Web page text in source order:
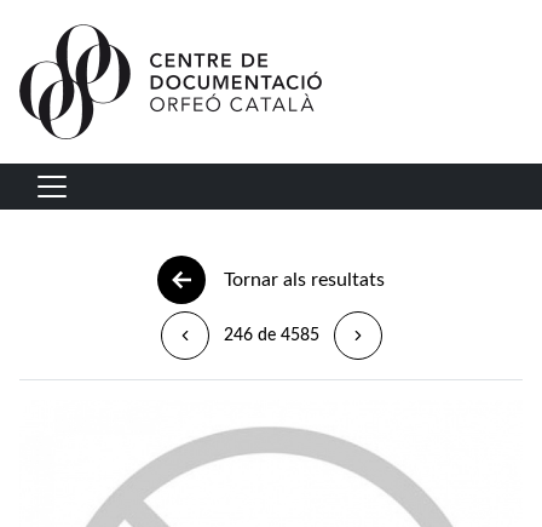
Vés al contingut
Navegació principal
Tornar als resultats
246 de 4585